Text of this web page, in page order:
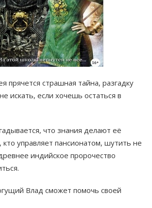
прячется страшная тайна, разгадку
искать, если хочешь остаться в
что знания делают её
кто управляет пансионатом, шутить не
индийское пророчество
Влад сможет помочь своей